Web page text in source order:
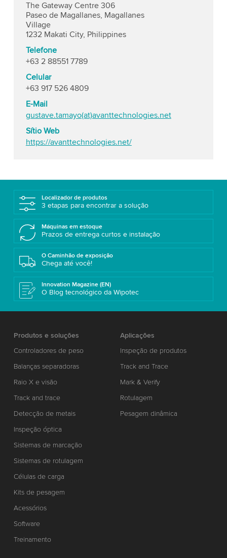
The Gateway Centre 306
Paseo de Magallanes, Magallanes
Village
1232 Makati City, Philippines
Telefone
+63 2 88551 7789
Celular
+63 917 526 4809
E-Mail
gustave.tamayo(at)avanttechnologies.net
Sítio Web
https://avanttechnologies.net/
Localizador de produtos
3 etapas para encontrar a solução
Máquinas em estoque
Prazos de entrega curtos e instalação
O Caminhão de exposição
Chega até você!
Innovation Magazine (EN)
O Blog tecnológico da Wipotec
Produtos e soluções
Controladores de peso
Balanças separadoras
Raio X e visão
Track and trace
Detecção de metais
Inspeção óptica
Sistemas de marcação
Sistemas de rotulagem
Células de carga
Kits de pesagem
Acessórios
Software
Treinamento
Aplicações
Inspeção de produtos
Track and Trace
Mark & Verify
Rotulagem
Pesagem dinâmica